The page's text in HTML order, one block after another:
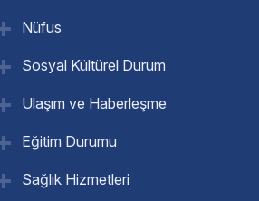
Nüfus
Sosyal Kültürel Durum
Ulaşım ve Haberleşme
Eğitim Durumu
Sağlık Hizmetleri